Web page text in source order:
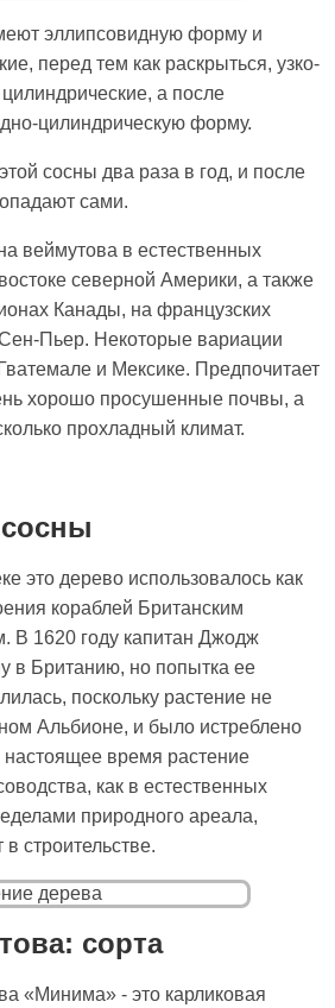
эллипсовидную форму и
перед тем как раскрыться, узко-
а после
цилиндрическую форму.
сосны два раза в год, и после
сами.
веймутова в естественных
северной Америки, а также
Канады, на французских
Пьер. Некоторые вариации
и Мексике. Предпочитает
хорошо просушенные почвы, а
прохладный климат.
это дерево использовалось как
кораблей Британским
В 1620 году капитан Джодж
в Британию, но попытка ее
поскольку растение не
Альбионе, и было истреблено
время растение
как в естественных
природного ареала,
строительстве.
сорта
«Минима» - это карликовая